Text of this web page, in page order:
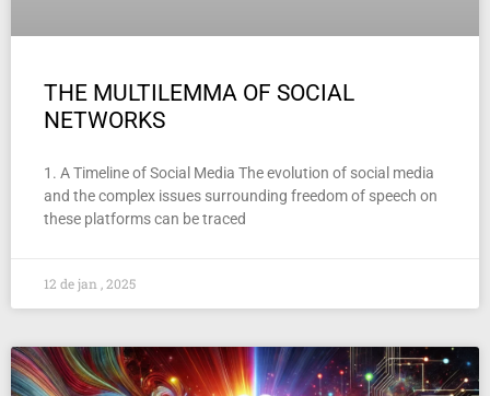
THE MULTILEMMA OF SOCIAL
NETWORKS
1. A Timeline of Social Media The evolution of social media
and the complex issues surrounding freedom of speech on
these platforms can be traced
12 de jan , 2025